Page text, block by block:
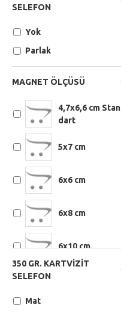
SELEFON
Yok
Parlak
MAGNET ÖLÇÜSÜ
4,7x6,6 cm Stan
dart
5x7 cm
6x6 cm
6x8 cm
6x10 cm
350 GR. KARTVIZIT
SELEFON
Mat